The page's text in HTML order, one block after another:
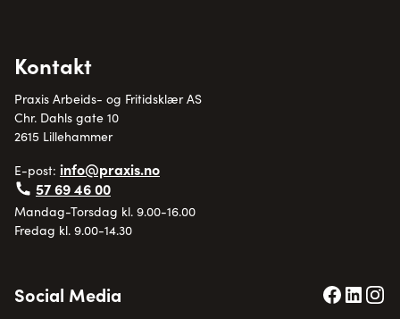
Kontakt
Praxis Arbeids- og Fritidsklær AS
Chr. Dahls gate 10
2615 Lillehammer
E-post: info@praxis.no
57 69 46 00
Mandag-Torsdag kl. 9.00-16.00
Fredag kl. 9.00-14.30
Social Media